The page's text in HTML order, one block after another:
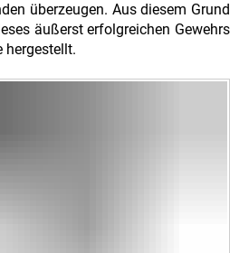
überzeugen. Aus diesem Grund
äußerst erfolgreichen Gewehrs
hergestellt.